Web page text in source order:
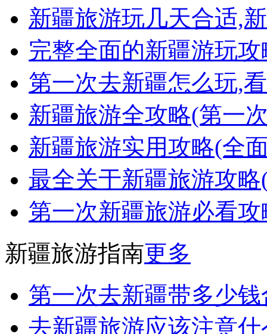
新疆旅游玩几天合适,
完整全面的新疆游玩
第一次去新疆怎么玩,
新疆旅游全攻略(第一
新疆旅游实用攻略(全
最全关于新疆旅游攻
第一次新疆旅游必看
新疆旅游指南更多
第一次去新疆带多少钱
去新疆旅游应该注意